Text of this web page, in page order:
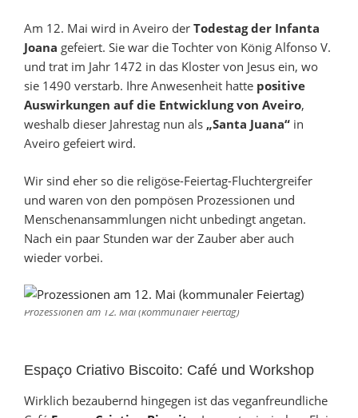
Am 12. Mai wird in Aveiro der Todestag der Infanta
Joana gefeiert. Sie war die Tochter von König Alfonso V.
und trat im Jahr 1472 in das Kloster von Jesus ein, wo
sie 1490 verstarb. Ihre Anwesenheit hatte positive
Auswirkungen auf die Entwicklung von Aveiro,
weshalb dieser Jahrestag nun als „Santa Juana“ in
Aveiro gefeiert wird.
Wir sind eher so die religöse-Feiertag-Fluchtergreifer
und waren von den pompösen Prozessionen und
Menschenansammlungen nicht unbedingt angetan.
Nach ein paar Stunden war der Zauber aber auch
wieder vorbei.
Prozessionen am 12. Mai (kommunaler Feiertag)
Espaço Criativo Biscoito: Café und Workshop
Wirklich bezaubernd hingegen ist das veganfreundliche